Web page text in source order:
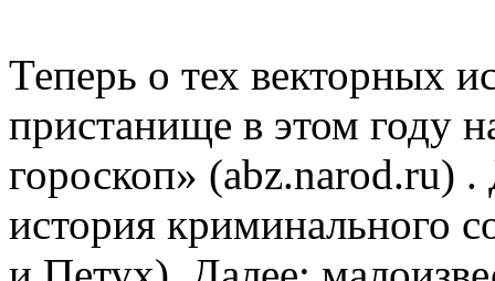
Теперь о тех векторных
пристанище в этом году
гороскоп» (abz.narod.ru)
история криминального